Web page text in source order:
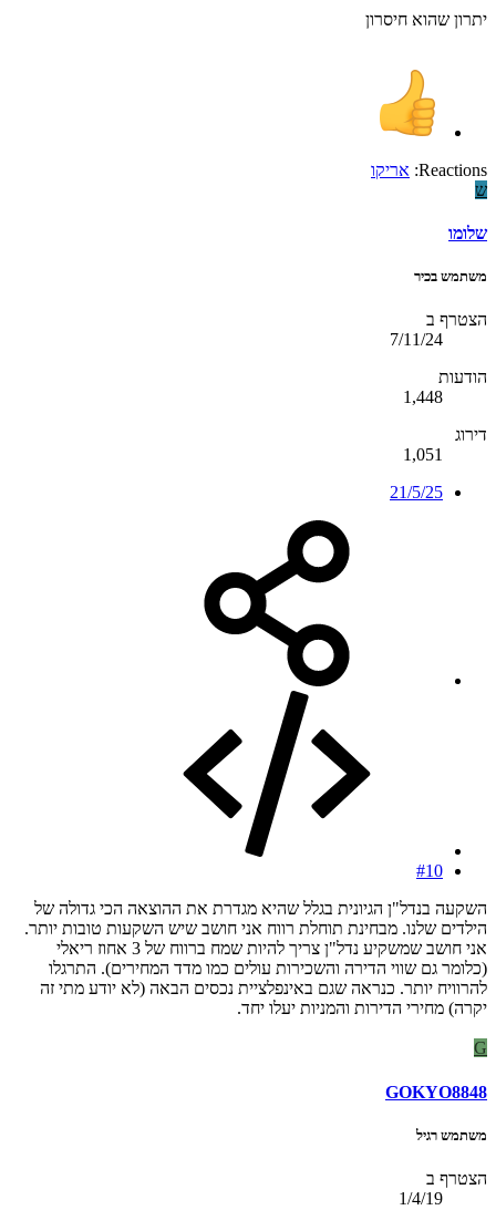
יתרון שהוא חיסרון
Reactions: אריקו
ש
שלומו
משתמש בכיר
הצטרף ב
7/11/24
הודעות
1,448
דירוג
1,051
21/5/25
#10
השקעה בנדל"ן הגיונית בגלל שהיא מגדרת את ההוצאה הכי גדולה של
הילדים שלנו. מבחינת תוחלת רווח אני חושב שיש השקעות טובות יותר.
אני חושב שמשקיע נדל"ן צריך להיות שמח ברווח של 3 אחוז ריאלי
(כלומר גם שווי הדירה והשכירות עולים כמו מדד המחירים). התרגלו
להרוויח יותר. כנראה שגם באינפלציית נכסים הבאה (לא יודע מתי זה
יקרה) מחירי הדירות והמניות יעלו יחד.
G
GOKYO8848
משתמש רגיל
הצטרף ב
1/4/19